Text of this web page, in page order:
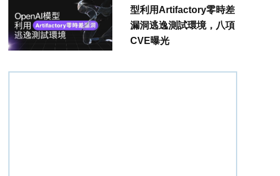
型利用Artifactory零時差
漏洞逃逸測試環境，八項
CVE曝光